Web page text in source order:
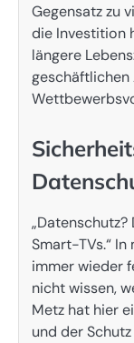
Gegensatz zu
die Investition
längere
geschäftlichen
Smart-TVs.“
immer wieder
nicht wissen,
Metz hat hier
und der